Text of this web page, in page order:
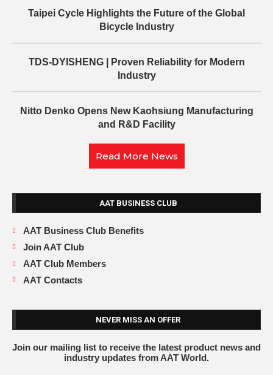
Taipei Cycle Highlights the Future of the Global
Bicycle Industry
TDS-DYISHENG | Proven Reliability for Modern
Industry
Nitto Denko Opens New Kaohsiung Manufacturing
and R&D Facility
Read More News
AAT BUSINESS CLUB
AAT Business Club Benefits
Join AAT Club
AAT Club Members
AAT Contacts
NEVER MISS AN OFFER
Join our mailing list to receive the latest product news and
industry updates from AAT World.